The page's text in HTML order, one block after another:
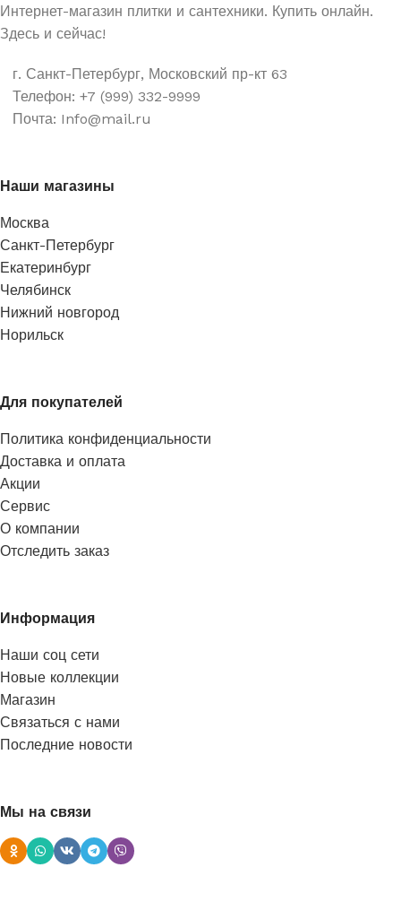
Интернет-магазин плитки и сантехники. Купить онлайн.
Здесь и сейчас!
г. Санкт-Петербург, Московский пр-кт 63
Телефон: +7 (999) 332-9999
Почта: Info@mail.ru
Наши магазины
Москва
Санкт-Петербург
Екатеринбург
Челябинск
Нижний новгород
Норильск
Для покупателей
Политика конфиденциальности
Доставка и оплата
Акции
Сервис
О компании
Отследить заказ
Информация
Наши соц сети
Новые коллекции
Магазин
Связаться с нами
Последние новости
Мы на связи